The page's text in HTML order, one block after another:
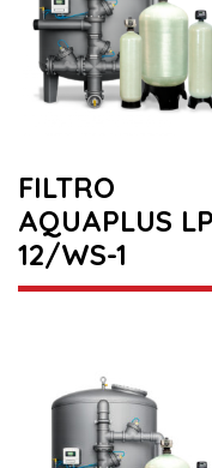
FILTRO
AQUAPLUS
12/WS-1